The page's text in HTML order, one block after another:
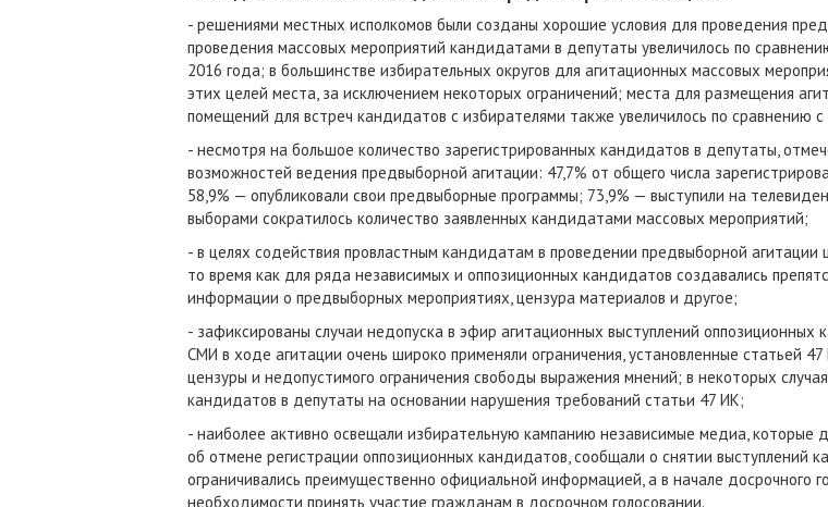
- решениями местных исполкомов были созданы хорошие условия для проведения
проведения массовых мероприятий кандидатами в депутаты увеличилось по
2016 года; в большинстве избирательных округов для агитационных массовых
этих целей места, за исключением некоторых ограничений; места для размещения
помещений для встреч кандидатов с избирателями также увеличилось по сравнению
- несмотря на ​​большое количество зарегистрированных кандидатов в депутаты,
возможностей ведения предвыборной агитации: 47,7% от общего числа
58,9% — опубликовали свои предвыборные программы; 73,9% — выступили на
выборами сократилось количество заявленных кандидатами массовых мероприятий;
- в целях содействия провластным кандидатам в проведении предвыборной агитации
то время как для ряда независимых и оппозиционных кандидатов создавались
информации о предвыборных мероприятиях, цензура материалов и другое;
- зафиксированы случаи недопуска в эфир агитационных выступлений
СМИ в ходе агитации очень широко применяли ограничения, установленные статьей
цензуры и недопустимого ограничения свободы выражения мнений; в некоторых
кандидатов в депутаты на основании нарушения требований статьи 47 ИК;
- наиболее активно освещали избирательную кампанию независимые медиа, которые
об отмене регистрации оппозиционных кандидатов, сообщали о снятии выступлений
ограничивались преимущественно официальной информацией, а в начале досрочного
необходимости принять участие гражданам в досрочном голосовании.